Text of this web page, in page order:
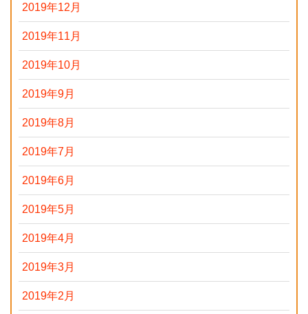
2019年12月
2019年11月
2019年10月
2019年9月
2019年8月
2019年7月
2019年6月
2019年5月
2019年4月
2019年3月
2019年2月